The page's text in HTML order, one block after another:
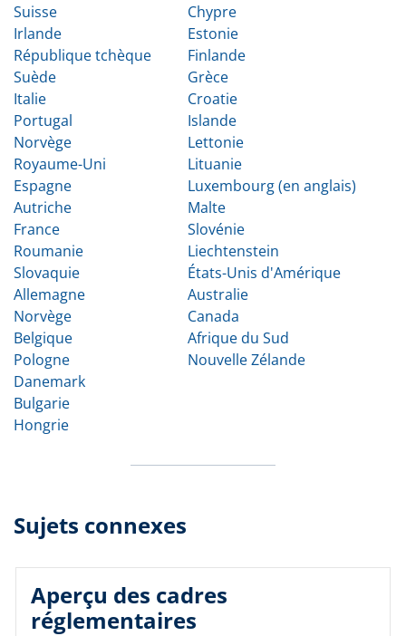
Suisse
Irlande
République tchèque
Suède
Italie
Portugal
Norvège
Royaume-Uni
Espagne
Autriche
France
Roumanie
Slovaquie
Allemagne
Norvège
Belgique
Pologne
Danemark
Bulgarie
Hongrie
Chypre
Estonie
Finlande
Grèce
Croatie
Islande
Lettonie
Lituanie
Luxembourg (en anglais)
Malte
Slovénie
Liechtenstein
États-Unis d'Amérique
Australie
Canada
Afrique du Sud
Nouvelle Zélande
Sujets connexes
Aperçu des cadres
réglementaires